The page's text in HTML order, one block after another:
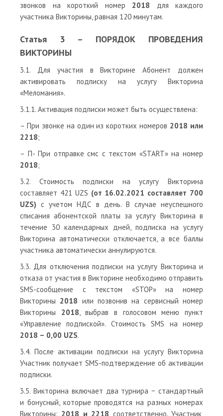
звонков на короткий номер 2018 для каждого
участника Викторины, равная 120 минутам.
Статья 3 – ПОРЯДОК ПРОВЕДЕНИЯ
ВИКТОРИНЫ
3.1. Для участия в Викторине Абонент должен
активировать подписку на услугу Викторина
«Меломания».
3.1.1. Активация подписки может быть осуществлена:
– При звонке на один из коротких номеров 2018 или
2218;
– П- При отправке смс с текстом «START» на номер
2018;
3.2. Стоимость подписки на услугу Викторина
составляет 421 UZS (от 16.02.2021 составляет 700
UZS) с учетом НДС в день. В случае неуспешного
списания абонентской платы за услугу Викторина в
течение 30 календарных дней, подписка на услугу
Викторина автоматически отключается, а все баллы
участника автоматически аннулируются.
3.3. Для отключения подписки на услугу Викторина и
отказа от участия в Викторине необходимо отправить
SMS-сообщение с текстом «STOP» на номер
Викторины 2018 или позвонив на сервисный номер
Викторины 2018, выбрав в голосовом меню пункт
«Управление подпиской». Стоимость SMS на номер
2018 – 0,00 UZS.
3.4. После активации подписки на услугу Викторина
Участник получает SMS-подтверждение об активации
подписки.
3.5. Викторина включает два турнира − стандартный
и бонусный, которые проводятся на разных номерах
Викторины: 2018 и 2218 соответственно. Участник,